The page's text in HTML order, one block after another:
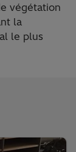
végétation
la
le plus